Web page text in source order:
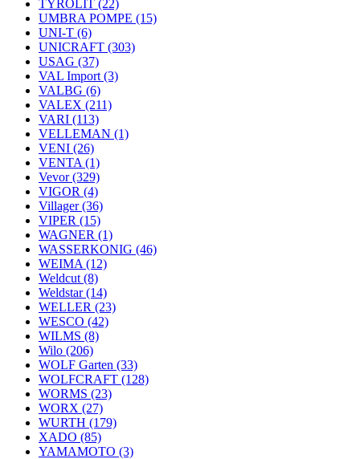
TYROLIT (22)
UMBRA POMPE (15)
UNI-T (6)
UNICRAFT (303)
USAG (37)
VAL Import (3)
VALBG (6)
VALEX (211)
VARI (113)
VELLEMAN (1)
VENI (26)
VENTA (1)
Vevor(329)
VIGOR (4)
Villager(36)
VIPER (15)
WAGNER (1)
WASSERKONIG (46)
WEIMA (12)
Weldcut (8)
Weldstar(14)
WELLER (23)
WESCO (42)
WILMS (8)
Wilo (206)
WOLF Garten (33)
WOLFCRAFT (128)
WORMS (23)
WORX (27)
WURTH (179)
XADO (85)
YAMAMOTO (3)